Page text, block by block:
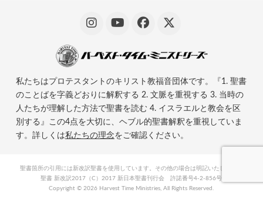
私たちはプロテスタントのキリスト教福音団体です。『1. 聖書
のことばを字義どおりに解釈する 2. 文脈を重視する 3. 当時の
人たちが理解した方法で聖書を読む 4. イスラエルと教会を区
別する』この4点を大切に、ヘブル的聖書解釈を重視していま
す。詳しくは私たちの理念をご確認ください。
聖書箇所の引用には新改訳聖書を使用しています。その他の場合は明記いたします。
聖書 新改訳2017（C）2017 新日本聖書刊行会 許諾番号4-2-856号
Copyright © 2026 Harvest Time Ministries, All Rights Reserved.